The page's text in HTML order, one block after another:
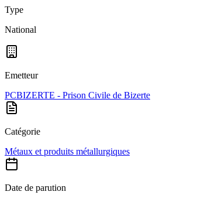
Type
National
Emetteur
PCBIZERTE - Prison Civile de Bizerte
Catégorie
Métaux et produits métallurgiques
Date de parution